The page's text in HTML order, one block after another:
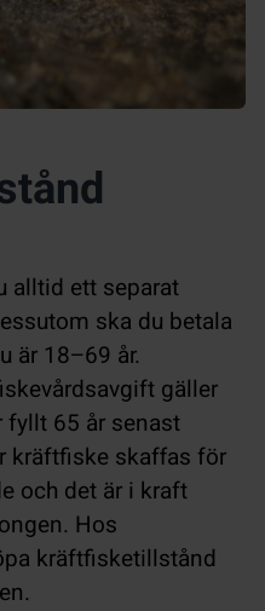
alltid ett separat
ska du betala
är 18–69 år.
gäller
65 år senast
kräftfiske skaffas för
och det är i kraft
Hos
kräftfisketillstånd